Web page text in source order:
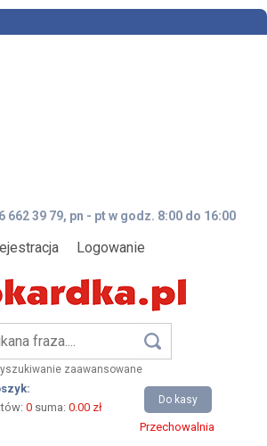
662 39 79, pn - pt w godz. 8:00 do 16:00
Logowanie
zaawansowane
0suma: 0.00 zł
Do kasy
Przechowalnia